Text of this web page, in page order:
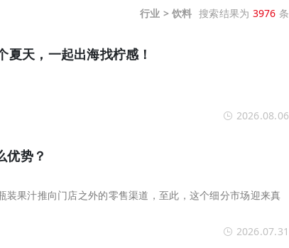
行业 > 饮料 搜索结果为 3976 条
夏天，一起出海找柠感！
2026.08.06
优势？
装果汁推向门店之外的零售渠道，至此，这个细分市场迎来真
2026.07.31